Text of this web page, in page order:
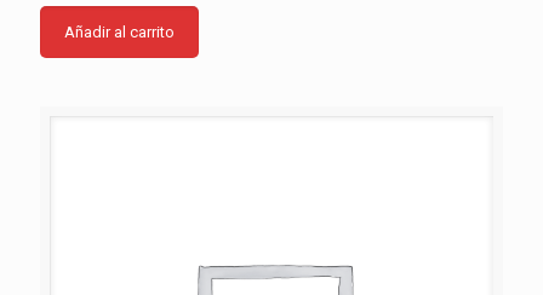
Añadir al carrito